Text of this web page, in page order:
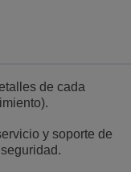
de cada
y soporte de